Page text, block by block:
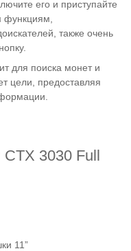
его и приступайте
функциям,
также очень
для поиска монет и
цели, предоставляя
CTX 3030 Full
11”